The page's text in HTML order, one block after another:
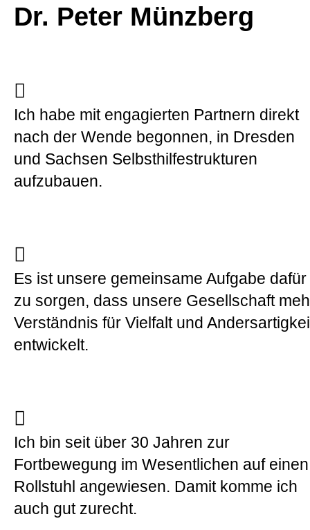
Dr. Peter Münzberg
Ich habe mit engagierten Partnern direkt
nach der Wende begonnen, in Dresden
und Sachsen Selbsthilfestrukturen
aufzubauen.
Es ist unsere gemeinsame Aufgabe dafür
zu sorgen, dass unsere Gesellschaft
Verständnis für Vielfalt und
entwickelt.
Ich bin seit über 30 Jahren zur
Fortbewegung im Wesentlichen auf einen
Rollstuhl angewiesen. Damit komme ich
auch gut zurecht.